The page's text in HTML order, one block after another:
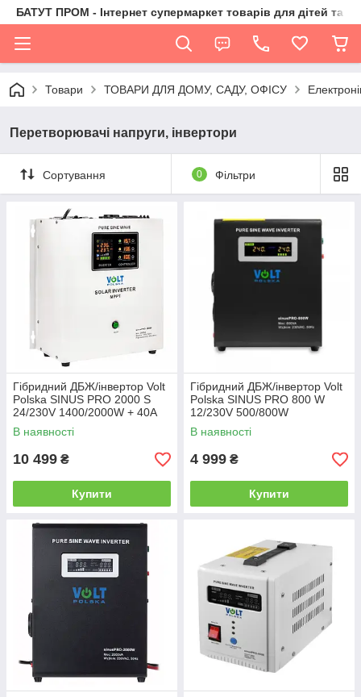
БАТУТ ПРОМ - Інтернет супермаркет товарів для дітей та їх
Товари ТОВАРИ ДЛЯ ДОМУ, САДУ, ОФІСУ
Перетворювачі напруги, інвертори
Сортування 0 Фільтри
Гібридний ДБЖ/інвертор Volt
Polska SINUS PRO 2000 S
24/230V 1400/2000W + 40A
MPPT 100V (3SPS200024)
В наявності
10 499 ₴
Купити
Гібридний ДБЖ/інвертор Volt
Polska SINUS PRO 800 W
12/230V 500/800W
(3SP098012W)
В наявності
4 999 ₴
Купити